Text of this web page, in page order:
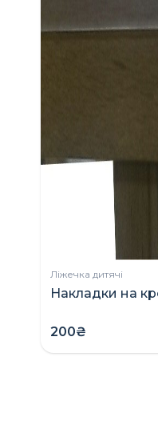
Ліжечка дитячі
Накладки на
200₴